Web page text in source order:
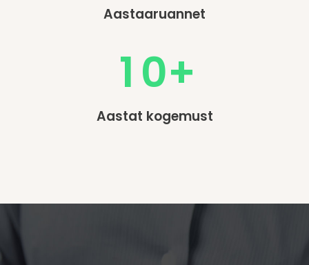
Aastaaruannet
0
1 0+
Aastat kogemust